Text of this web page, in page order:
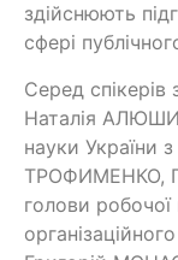
здійснюють
сфері
Серед
Наталія
науки України
ТРОФИМЕНКО,
голови